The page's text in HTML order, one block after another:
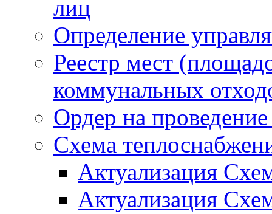
лиц
Определение
Реестр мест
коммунальных
Ордер на
Схема
Актуализация
Актуализация